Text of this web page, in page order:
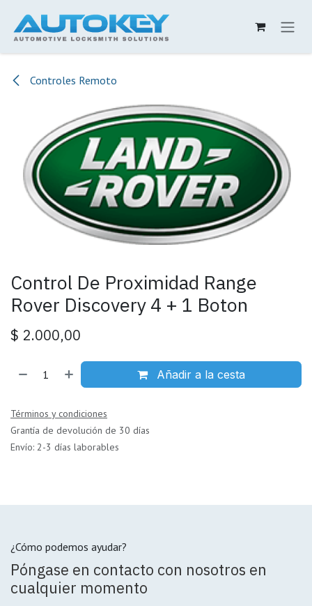
Controles Remoto
Control De Proximidad Range
Rover Discovery 4 + 1 Boton
$ 2.000,00
Añadir a la cesta
Términos y condiciones
Grantía de devolución de 30 días
Envío: 2-3 días laborables
¿Cómo podemos ayudar?
Póngase en contacto con nosotros en
cualquier momento